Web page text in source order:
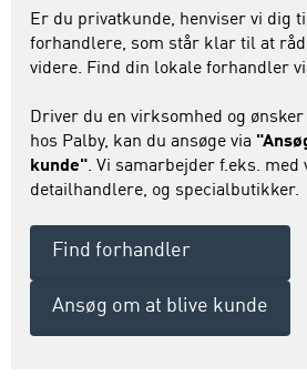
Er du privatkunde, henviser vi dig
forhandlere, som står klar til at
videre. Find din lokale forhandler
Driver du en virksomhed og
hos Palby, kan du ansøge via
kunde". Vi samarbejder f.eks.
detailhandlere, og specialbutikker.
Find forhandler
Ansøg om at blive kunde